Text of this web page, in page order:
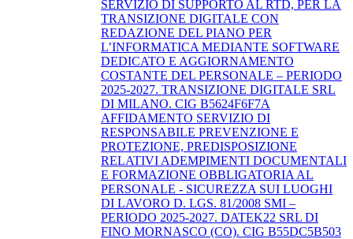
SERVIZIO DI SUPPORTO AL RTD, PER LA
TRANSIZIONE DIGITALE CON
REDAZIONE DEL PIANO PER
L’INFORMATICA MEDIANTE SOFTWARE
DEDICATO E AGGIORNAMENTO
COSTANTE DEL PERSONALE – PERIODO
2025-2027. TRANSIZIONE DIGITALE SRL
DI MILANO. CIG B5624F6F7A
AFFIDAMENTO SERVIZIO DI
RESPONSABILE PREVENZIONE E
PROTEZIONE, PREDISPOSIZIONE
RELATIVI ADEMPIMENTI DOCUMENTALI
E FORMAZIONE OBBLIGATORIA AL
PERSONALE - SICUREZZA SUI LUOGHI
DI LAVORO D. LGS. 81/2008 SMI –
PERIODO 2025-2027. DATEK22 SRL DI
FINO MORNASCO (CO). CIG B55DC5B503